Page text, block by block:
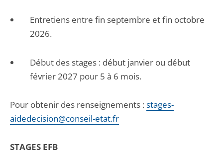
Entretiens entre fin septembre et fin octobre
2026.
Début des stages : début janvier ou début
février 2027 pour 5 à 6 mois.
Pour obtenir des renseignements : stages-
aidedecision@conseil-etat.fr
STAGES EFB